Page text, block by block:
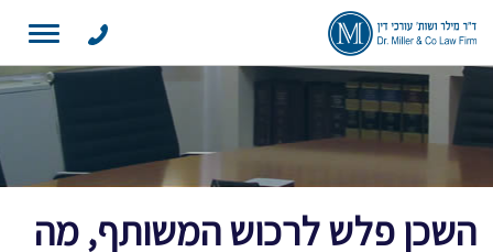
Toggle
השכן פלש לרכוש המשותף, מה